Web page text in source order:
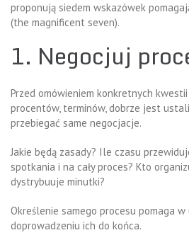
proponują siedem wskazówek
(the magnificent seven).
1. Negocjuj
Przed omówieniem konkretnych
procentów, terminów, dobrze jest
przebiegać same negocjacje.
Jakie będą zasady? Ile czasu
spotkania i na cały proces? Kto
dystrybuuje minutki?
Określenie samego procesu pomaga
doprowadzeniu ich do końca.